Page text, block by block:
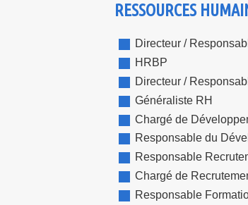
RESSOURCES
Directeur /
HRBP
Directeur /
Généraliste RH
Chargé de
Responsable du
Responsable
Chargé de
Responsable